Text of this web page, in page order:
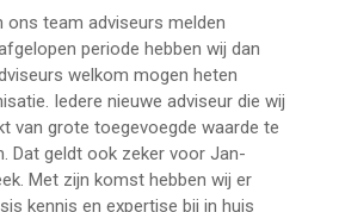
ons team adviseurs melden
periode hebben wij dan
welkom mogen heten
Iedere nieuwe adviseur die wij
van grote toegevoegde waarde te
Dat geldt ook zeker voor Jan-
Met zijn komst hebben wij er
kennis en expertise bij in huis